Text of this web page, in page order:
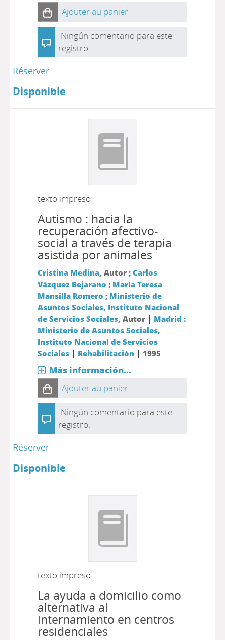
Ajouter au panier
Ningún comentario para este
registro.
Réserver
Disponible
texto impreso
Autismo : hacia la
recuperación afectivo-
social a través de terapia
asistida por animales
Cristina Medina, Autor ; Carlos
Vázquez Bejarano ; María Teresa
Mansilla Romero ; Ministerio de
Asuntos Sociales, Instituto Nacional
de Servicios Sociales, Autor | Madrid :
Ministerio de Asuntos Sociales,
Instituto Nacional de Servicios
Sociales| Rehabilitación | 1995
Más información...
Ajouter au panier
Ningún comentario para este
registro.
Réserver
Disponible
texto impreso
La ayuda a domicilio como
alternativa al
internamiento en centros
residenciales